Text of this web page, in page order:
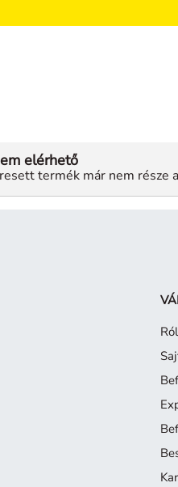
elérhető
termék már nem